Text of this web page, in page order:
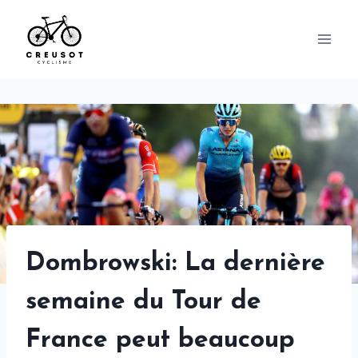
content
Dombrowski: La dernière
semaine du Tour de
France peut beaucoup